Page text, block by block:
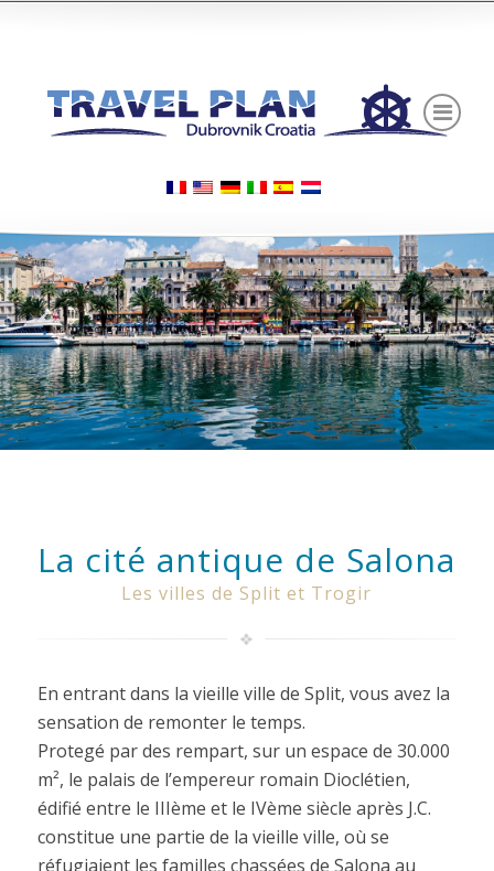
La cité antique de Salona
Les villes de Split et Trogir
En entrant dans la vieille ville de Split, vous avez la
sensation de remonter le temps.
Protegé par des rempart, sur un espace de 30.000
m², le palais de l’empereur romain Dioclétien,
édifié entre le IIIème et le IVème siècle après J.C.
constitue une partie de la vieille ville, où se
réfugiaient les familles chassées de Salona au